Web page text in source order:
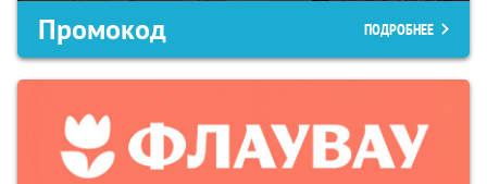
Промокод ПОДРОБНЕЕ